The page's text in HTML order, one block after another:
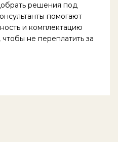
решения под
помогают
и комплектацию
не переплатить за